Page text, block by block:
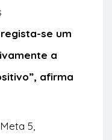
se um
a
afirma
5,